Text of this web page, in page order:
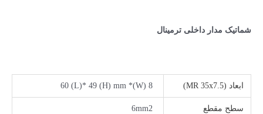
شماتیک مدار داخلی ترمینال
ابعاد (MR 35x7.5) 8 (W)* 60 (L)* 49 (H) mm
سطح مقطع 6mm2